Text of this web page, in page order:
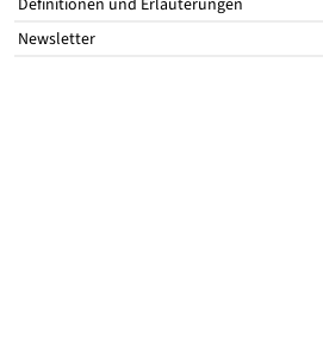
Newsletter